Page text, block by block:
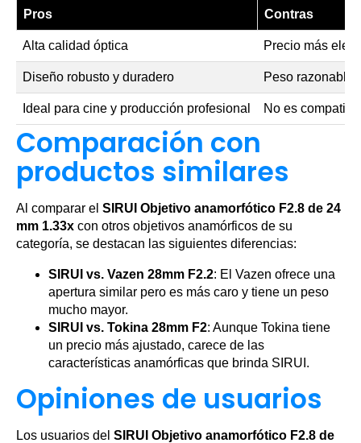
Pros Contras
Alta calidad óptica Precio más
Diseño robusto y duradero Peso
Ideal para cine y producción profesional No es
Comparación con
productos similares
Al comparar el SIRUI Objetivo anamorfótico F2.8 de 24
mm 1.33x con otros objetivos anamórficos de su
categoría, se destacan las siguientes diferencias:
SIRUI vs. Vazen 28mm F2.2: El Vazen ofrece una
apertura similar pero es más caro y tiene un peso
mucho mayor.
SIRUI vs. Tokina 28mm F2: Aunque Tokina tiene
un precio más ajustado, carece de las
características anamórficas que brinda SIRUI.
Opiniones de usuarios
Los usuarios del SIRUI Objetivo anamorfótico F2.8 de